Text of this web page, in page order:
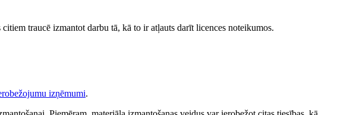
citiem traucē izmantot darbu tā, kā to ir atļauts darīt licences noteikumos.
izņēmumi.